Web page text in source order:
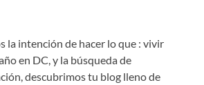
la intención de hacer lo que : vivir
en DC, y la búsqueda de
descubrimos tu blog lleno de